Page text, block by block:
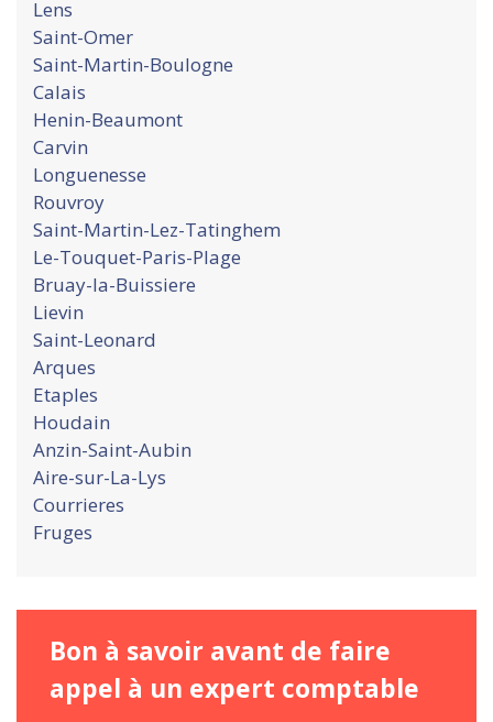
Lens
Saint-Omer
Saint-Martin-Boulogne
Calais
Henin-Beaumont
Carvin
Longuenesse
Rouvroy
Saint-Martin-Lez-Tatinghem
Le-Touquet-Paris-Plage
Bruay-la-Buissiere
Lievin
Saint-Leonard
Arques
Etaples
Houdain
Anzin-Saint-Aubin
Aire-sur-La-Lys
Courrieres
Fruges
Bon à savoir avant de faire
appel à un expert comptable